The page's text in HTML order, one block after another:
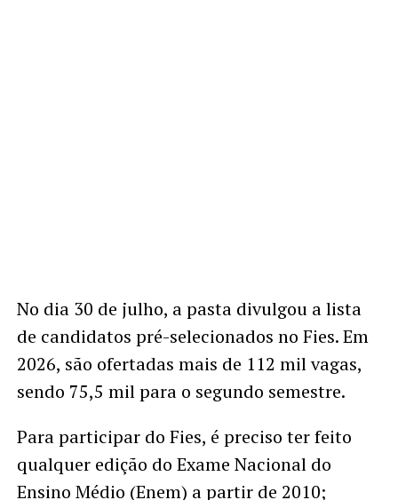
No dia 30 de julho, a pasta divulgou a lista
de candidatos pré-selecionados no Fies. Em
2026, são ofertadas mais de 112 mil vagas,
sendo 75,5 mil para o segundo semestre.
Para participar do Fies, é preciso ter feito
qualquer edição do Exame Nacional do
Ensino Médio (Enem) a partir de 2010;